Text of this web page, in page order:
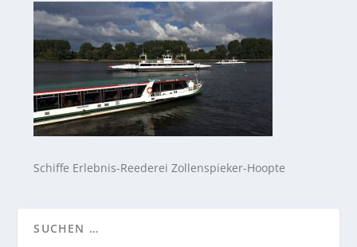
Schiffe Erlebnis-Reederei Zollenspieker-Hoopte